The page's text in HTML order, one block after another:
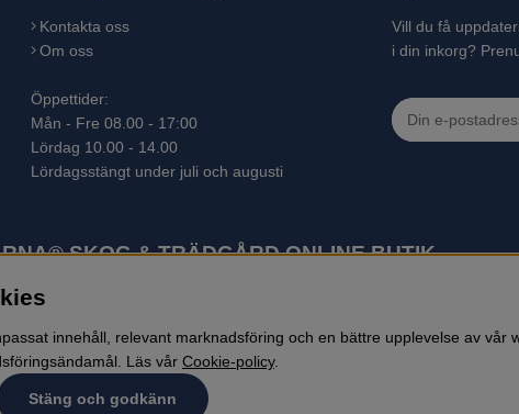
Kontakta oss
Om oss
Öppettider:
Mån - Fre 08.00 - 17:00
Lördag 10.00 - 14.00
Lördagsstängt under juli och augusti
Vill du få
i din inkorg?
SKOG & TRÄDGÅRD ONLINE BUTIK
I sortimentet finns bl.a. robotgräsklippare, motorsågar,
innehåll, relevant marknadsföring och en bättre upplevelse av vår
Läs vår Cookie-policy.
Stäng och godkänn